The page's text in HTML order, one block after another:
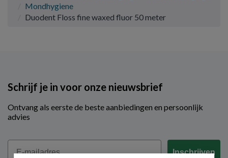
Mondhygiene
Duodent Floss fine waxed fluor 50 meter
Schrijf je in voor onze nieuwsbrief
Ontvang als eerste de beste aanbiedingen en persoonlijk
advies
Email
Inschrijven